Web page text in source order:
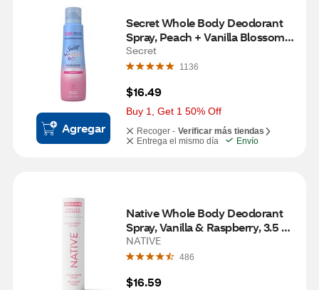
Agregar
Secret Whole Body Deodorant
Spray, Peach + Vanilla Blossom,
3.5 OZ
Secret
1136
$16.49
Buy 1, Get 1 50% Off
Recoger - Verificar más tiendas
Entrega el mismo día
Envío
Native Whole Body Deodorant
Spray, Vanilla & Raspberry, 3.5
OZ
NATIVE
486
$16.59